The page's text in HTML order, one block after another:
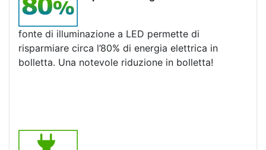
fonte di illuminazione a LED permette di
risparmiare circa l’80% di energia elettrica in
bolletta. Una notevole riduzione in bolletta!